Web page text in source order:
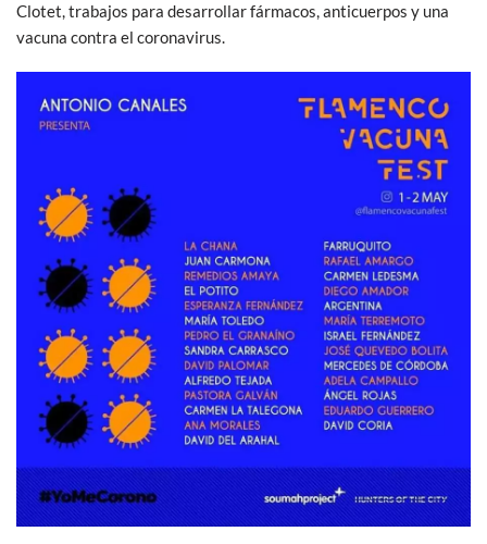
Clotet, trabajos para desarrollar fármacos, anticuerpos y una
vacuna contra el coronavirus.